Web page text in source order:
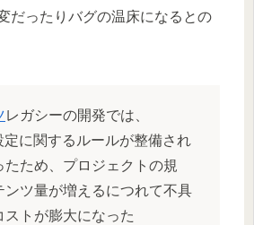
だったりバグの温床になるとの
レガシーの開発では、
に関するルールが整備され
たため、プロジェクトの規
ンツ量が増えるにつれて不具
ストが膨大になった